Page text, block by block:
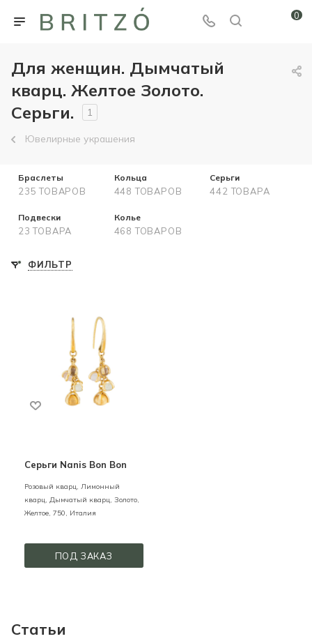
0
Для женщин. Дымчатый
кварц. Желтое Золото.
Серьги.
1
Ювелирные украшения
Браслеты
235 ТОВАРОВ
Кольца
448 ТОВАРОВ
Серьги
442 ТОВАРА
Подвески
23 ТОВАРА
Колье
468 ТОВАРОВ
ФИЛЬТР
Серьги Nanis Bon Bon
Розовый кварц, Лимонный
кварц, Дымчатый кварц, Золото,
Желтое, 750, Италия
ПОД ЗАКАЗ
Статьи